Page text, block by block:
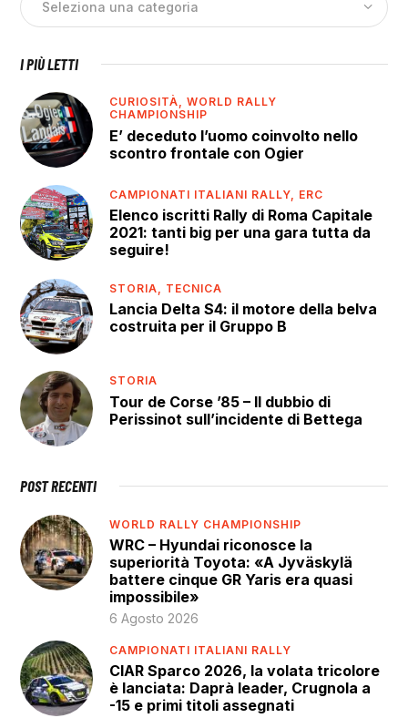
I PIÙ LETTI
CURIOSITÀ,WORLD RALLY
CHAMPIONSHIP
E’ deceduto l’uomo coinvolto nello
scontro frontale con Ogier
CAMPIONATI ITALIANI RALLY, ERC
Elenco iscritti Rally di Roma Capitale
2021: tanti big per una gara tutta da
seguire!
STORIA, TECNICA
Lancia Delta S4: il motore della belva
costruita per il Gruppo B
STORIA
Tour de Corse ’85 – Il dubbio di
Perissinot sull’incidente di Bettega
POST RECENTI
WORLD RALLY CHAMPIONSHIP
WRC – Hyundai riconosce la
superiorità Toyota: «A Jyväskylä
battere cinque GR Yaris era quasi
impossibile»
6 Agosto 2026
CAMPIONATI ITALIANI RALLY
CIAR Sparco 2026, la volata tricolore
è lanciata: Daprà leader, Crugnola a
-15 e primi titoli assegnati